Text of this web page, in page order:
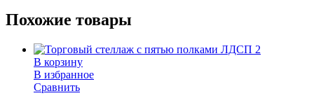
Похожие товары
В корзину
В избранное
Сравнить